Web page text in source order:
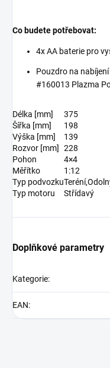
Co budete potřebovat:
4x AA baterie pro
Pouzdro na
#160013 Plazma
Délka [mm]
375
Šířka [mm]
198
Výška [mm]
139
Rozvor [mm]
228
Pohon
4×4
Měřítko
1:12
Typ podvozku
Typ motoru
Střídavý
Doplňkové parametry
Kategorie:
EAN: